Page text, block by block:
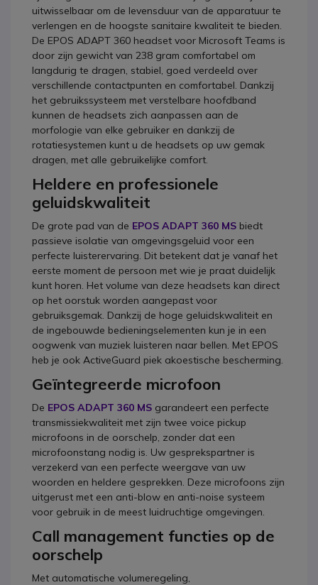
uitwisselbaar om de levensduur van de apparatuur te
verlengen en de hoogste sanitaire kwaliteit te bieden.
De EPOS ADAPT 360 headset voor Microsoft Teams is
door zijn gewicht van 238 gram comfortabel om
langdurig te dragen, stabiel, goed verdeeld over
verschillende contactpunten en comfortabel. Dankzij
het gebruikssysteem met verstelbare hoofdband
kunnen de headsets zich aanpassen aan de
morfologie van elke gebruiker en dankzij de
rotatiesystemen kunt u de headsets op uw gemak
dragen, met alle gebruikelijke comfort.
Heldere en professionele
geluidskwaliteit
De grote pad van de EPOS ADAPT 360 MS biedt
passieve isolatie van omgevingsgeluid voor een
perfecte luisterervaring. Dit betekent dat je vanaf het
eerste moment de persoon met wie je praat duidelijk
kunt horen. Het volume van deze headsets kan direct
op het oorstuk worden aangepast voor
gebruiksgemak. Dankzij de hoge geluidskwaliteit en
de ingebouwde bedieningselementen kun je in een
oogwenk van muziek luisteren naar bellen. Met EPOS
heb je ook ActiveGuard piek akoestische bescherming.
Geïntegreerde microfoon
De EPOS ADAPT 360 MS garandeert een perfecte
transmissiekwaliteit met zijn twee voice pickup
microfoons in de oorschelp, zonder dat een
microfoonstang nodig is. Uw gesprekspartner is
verzekerd van een perfecte weergave van uw
woorden en heldere gesprekken. Deze microfoons zijn
uitgerust met een anti-blow en anti-noise systeem
voor gebruik in de meest luidruchtige omgevingen.
Call management functies op de
oorschelp
Met automatische volumeregeling,